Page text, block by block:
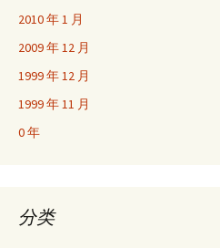
2010 年 1 月
2009 年 12 月
1999 年 12 月
1999 年 11 月
0 年
分类